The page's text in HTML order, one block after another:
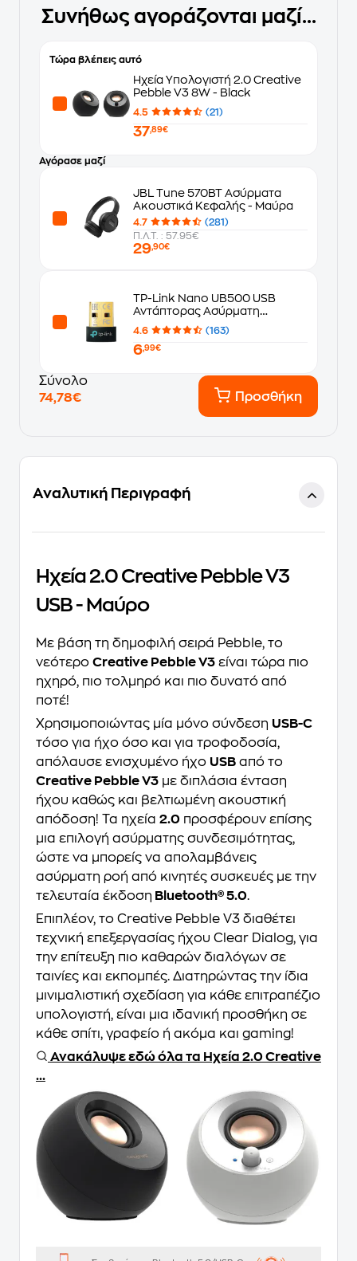
Συνήθως αγοράζονται μαζί...
Τώρα βλέπεις αυτό
Ηχεία Υπολογιστή 2.0 Creative
Pebble V3 8W - Black
4.5 (21)
37,89€
Αγόρασε μαζί
JBL Tune 570BT Ασύρματα
Ακουστικά Κεφαλής - Μαύρα
4.7
(281)
Π.Λ.Τ. : 57.95€
29,90€
TP-Link Nano UB500 USB
Αντάπτορας Ασύρματη
Σύνδεση Bluetooth 5.0
4.6 (163)
6,99€
Σύνολο
74,78€
Προσθήκη
Αναλυτική Περιγραφή
Ηχεία 2.0 Creative Pebble V3
USB - Μαύρο
Με βάση τη δημοφιλή σειρά Pebble, το
νεότερο Creative Pebble V3 είναι τώρα πιο
ηχηρό, πιο τολμηρό και πιο δυνατό από
ποτέ!
Χρησιμοποιώντας μία μόνο σύνδεση USB-C
τόσο για ήχο όσο και για τροφοδοσία,
απόλαυσε ενισχυμένο ήχο USB από το
Creative Pebble V3 με διπλάσια ένταση
ήχου καθώς και βελτιωμένη ακουστική
απόδοση! Τα ηχεία 2.0 προσφέρουν επίσης
μια επιλογή ασύρματης συνδεσιμότητας,
ώστε να μπορείς να απολαμβάνεις
ασύρματη ροή από κινητές συσκευές με την
τελευταία έκδοση Bluetooth® 5.0.
Επιπλέον, το Creative Pebble V3 διαθέτει
τεχνική επεξεργασίας ήχου Clear Dialog, για
την επίτευξη πιο καθαρών διαλόγων σε
ταινίες και εκπομπές. Διατηρώντας την ίδια
μινιμαλιστική σχεδίαση για κάθε επιτραπέζιο
υπολογιστή, είναι μια ιδανική προσθήκη σε
κάθε σπίτι, γραφείο ή ακόμα και gaming!
Ανακάλυψε εδώ όλα τα Ηχεία 2.0 Creative
...